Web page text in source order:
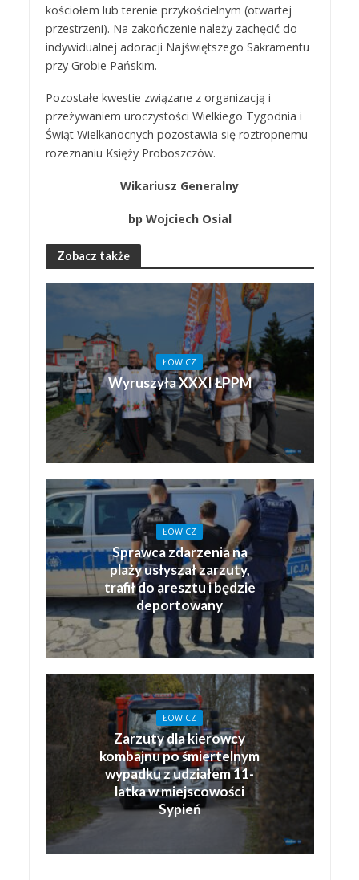
kościołem lub terenie przykościelnym (otwartej
przestrzeni). Na zakończenie należy zachęcić do
indywidualnej adoracji Najświętszego Sakramentu
przy Grobie Pańskim.
Pozostałe kwestie związane z organizacją i
przeżywaniem uroczystości Wielkiego Tygodnia i
Świąt Wielkanocnych pozostawia się roztropnemu
rozeznaniu Księży Proboszczów.
Wikariusz Generalny
bp Wojciech Osial
Zobacz także
ŁOWICZ
Wyruszyła XXXI ŁPPM
ŁOWICZ
Sprawca zdarzenia na
plaży usłyszał zarzuty,
trafił do aresztu i będzie
deportowany
ŁOWICZ
Zarzuty dla kierowcy
kombajnu po śmiertelnym
wypadku z udziałem 11-
latka w miejscowości
Sypień